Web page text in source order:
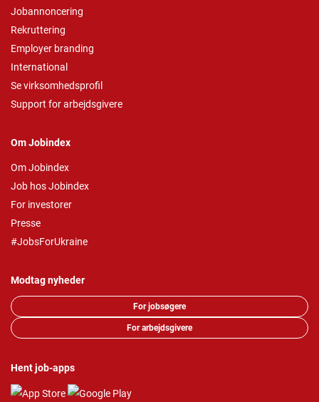
Jobannoncering
Rekruttering
Employer branding
International
Se virksomhedsprofil
Support for arbejdsgivere
Om Jobindex
Om Jobindex
Job hos Jobindex
For investorer
Presse
#JobsForUkraine
Modtag nyheder
For jobsøgere
For arbejdsgivere
Hent job-apps